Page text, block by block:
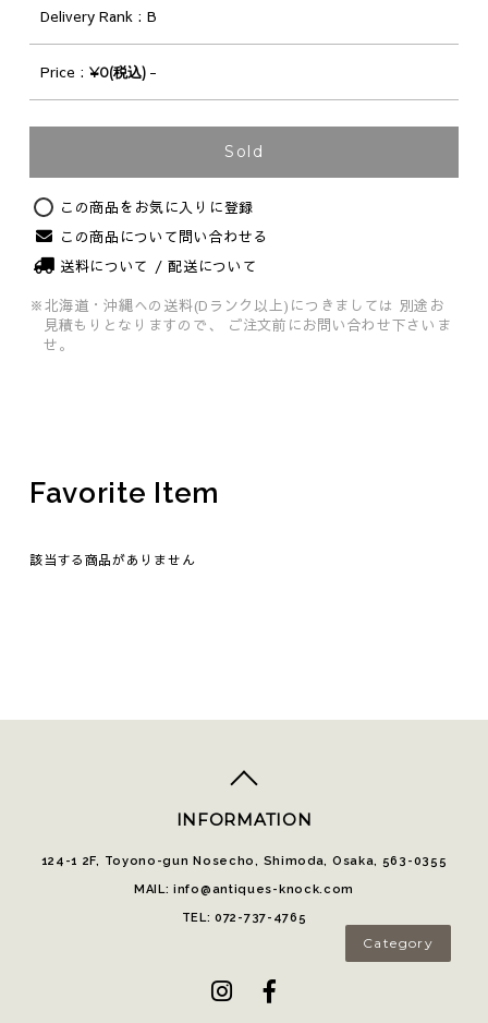
Original
Category
Delivery Rank B
Price ¥0(税込) -
Sold
この商品をお気に入りに登録
この商品について問い合わせる
送料について / 配送について
※北海道・沖縄への送料(Dランク以上)につきましては 別途お
見積もりとなりますので、
ご注文前にお問い合わせ下さいま
せ。
Favorite Item
該当する商品がありません
top
INFORMATION
124-1 2F, Toyono-gun Nosecho, Shimoda, Osaka, 563-0355
MAIL: info@antiques-knock.com
TEL: 072-737-4765